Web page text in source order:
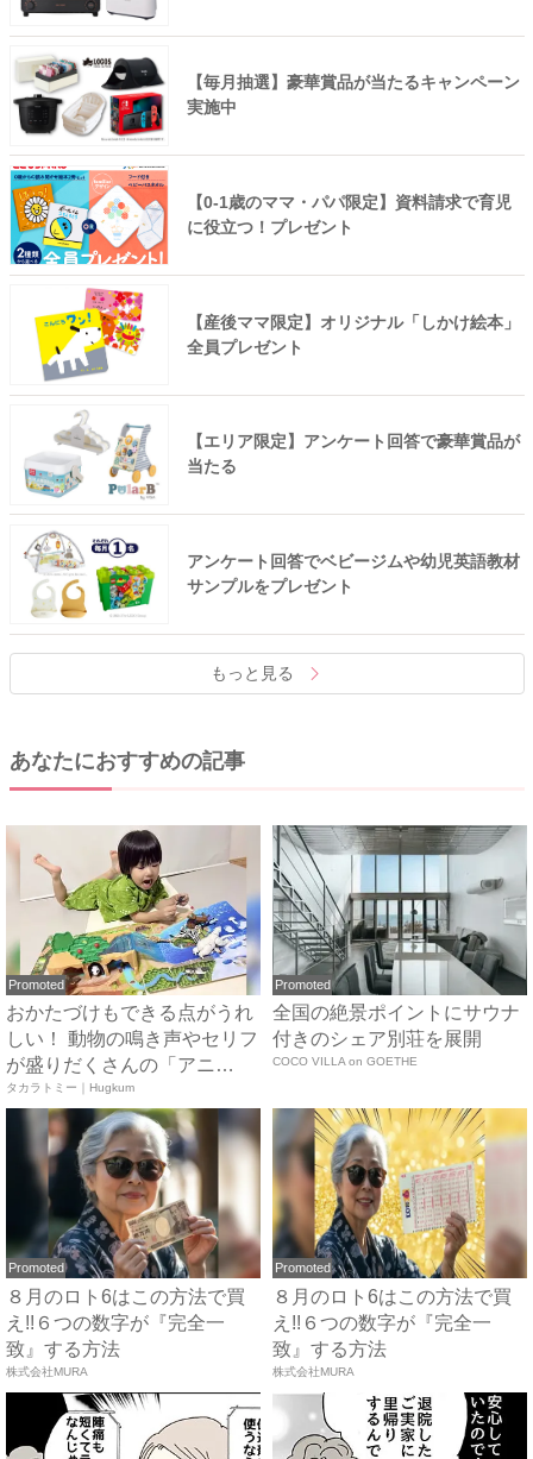
【毎月抽選】豪華賞品が当たるキャンペーン
実施中
【0-1歳のママ・パパ限定】資料請求で育児
に役立つ！プレゼント
【産後ママ限定】オリジナル「しかけ絵本」
全員プレゼント
【エリア限定】アンケート回答で豪華賞品が
当たる
アンケート回答でベビージムや幼児英語教材
サンプルをプレゼント
もっと見る
あなたにおすすめの記事
Promoted
おかたづけもできる点がうれ
しい！ 動物の鳴き声やセリフ
が盛りだくさんの「アニ
ア ...
タカラトミー｜Hugkum
Promoted
全国の絶景ポイントにサウナ
付きのシェア別荘を展開
COCO VILLA on GOETHE
Promoted
８月のロト6はこの方法で買
え!!６つの数字が『完全一
致』する方法
株式会社MURA
Promoted
８月のロト6はこの方法で買
え!!６つの数字が『完全一
致』する方法
株式会社MURA